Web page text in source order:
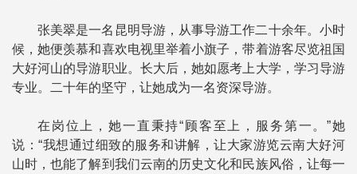
张美翠是一名昆明导游，从事导游工作二十余年。小时
候，她便羡慕和喜欢电视里举着小旗子，带着游客尽览祖国
大好河山的导游职业。长大后，她如愿考上大学，学习导游
专业。二十年的坚守，让她成为一名资深导游。
在岗位上，她一直秉持“顾客至上，服务第一。”她
说：“我想通过细致的服务和讲解，让大家游览云南大好河
山时，也能了解到我们云南的历史文化和民族风俗，让每一